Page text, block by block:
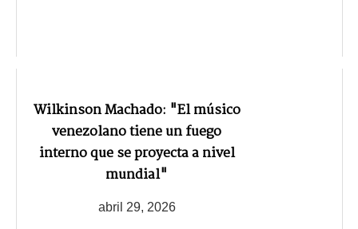
Wilkinson Machado: "El músico
venezolano tiene un fuego
interno que se proyecta a nivel
mundial"
abril 29, 2026